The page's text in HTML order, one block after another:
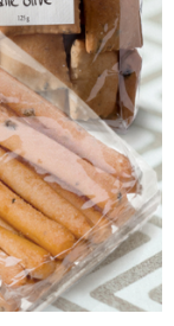
Grissini,